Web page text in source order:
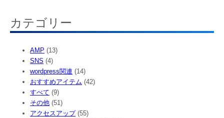
カテゴリー
AMP (13)
SNS (4)
wordpress関連 (14)
おすすめアイテム (42)
すべて (9)
その他 (51)
アクセスアップ(55)